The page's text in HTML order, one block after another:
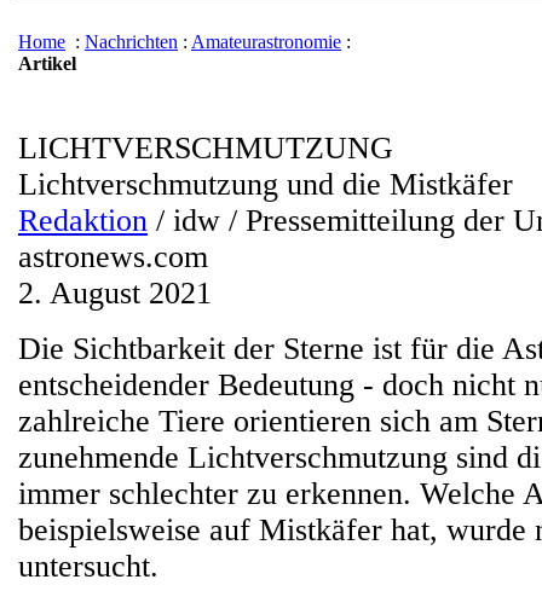
Home : Nachrichten : Amateurastronomie :
Artikel
LICHTVERSCHMUTZUNG
Lichtverschmutzung und die Mistkäfer
Redaktion / idw / Pressemitteilung der
astronews.com
2. August 2021
Die Sichtbarkeit der Sterne ist für die
entscheidender Bedeutung - doch nicht
zahlreiche Tiere orientieren sich am
zunehmende Lichtverschmutzung sind
immer schlechter zu erkennen. Welche
beispielsweise auf Mistkäfer hat, wurde
untersucht.